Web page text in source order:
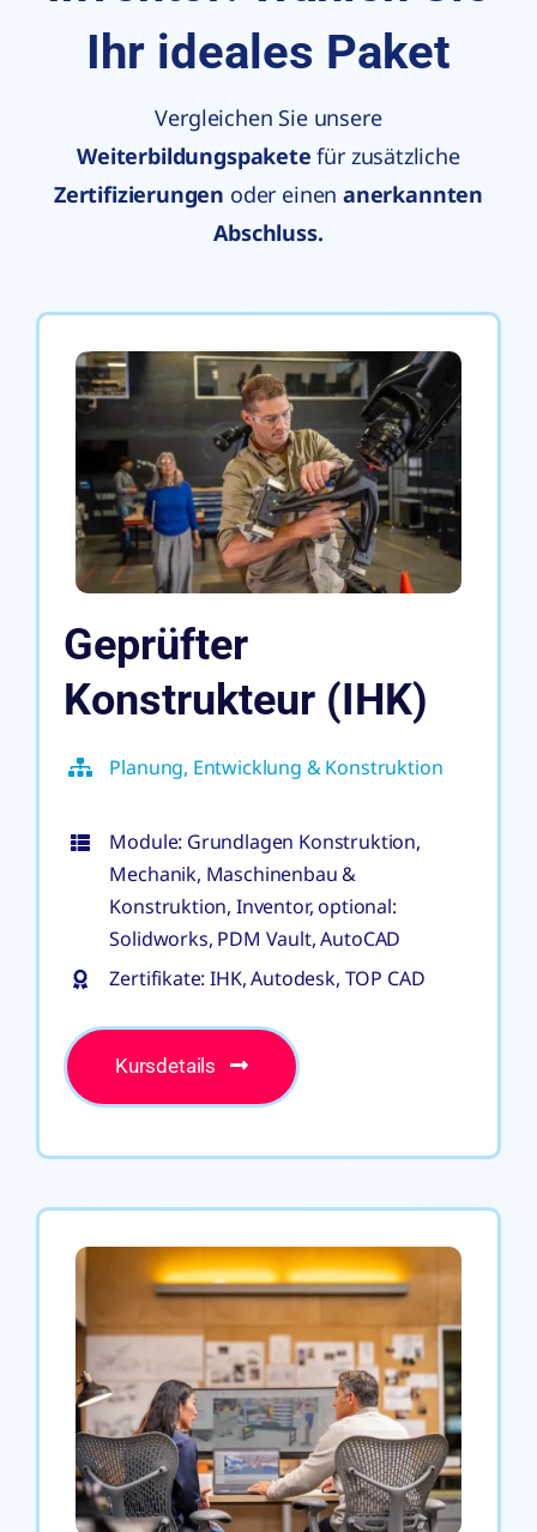
Ihr ideales Paket
Vergleichen Sie unsere
Weiterbildungspaketefür zusätzliche
Zertifizierungen oder einen anerkannten
Abschluss.
Geprüfter
Konstrukteur (IHK)
Planung, Entwicklung & Konstruktion
Module: Grundlagen Konstruktion,
Mechanik, Maschinenbau &
Konstruktion, Inventor, optional:
Solidworks, PDM Vault, AutoCAD
Zertifikate: IHK, Autodesk, TOP CAD
Kursdetails